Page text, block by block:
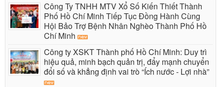
Công Ty TNHH MTV Xổ Số Kiến Thiết Thành
Phố Hồ Chí Minh Tiếp Tục Đồng Hành Cùng
Hội Bảo Trợ Bệnh Nhân Nghèo Thành Phố Hồ
Chí Minh
Công ty XSKT Thành phố Hồ Chí Minh: Duy trì
hiệu quả, minh bạch quản trị, đẩy mạnh chuyển
đổi số và khẳng định vai trò “Ích nước - Lợi nhà”